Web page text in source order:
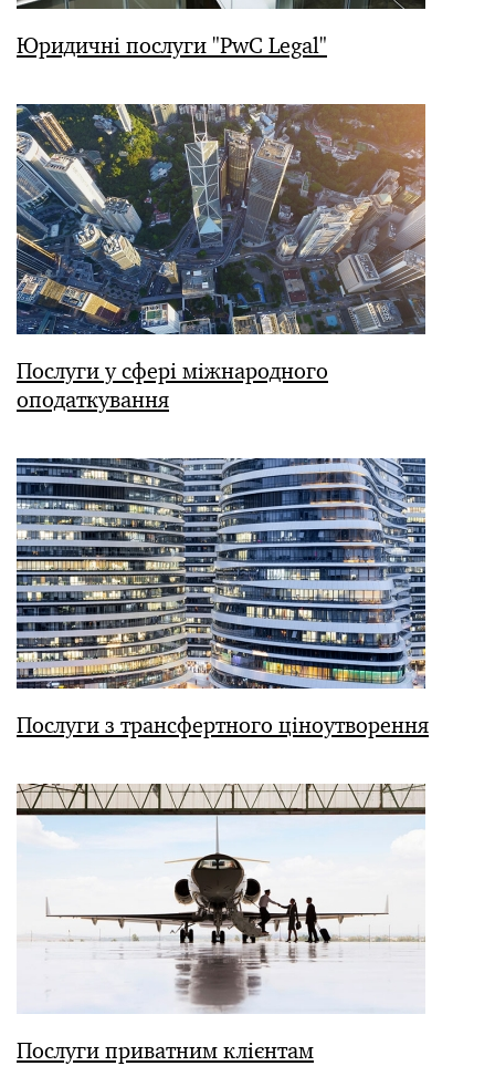
Юридичні послуги "PwC Legal"
Послуги у сфері міжнародного
оподаткування
Послуги з трансфертного ціноутворення
Послуги приватним клієнтам